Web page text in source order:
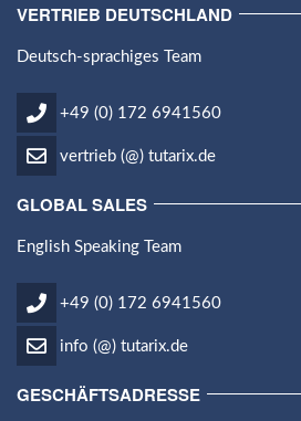
VERTRIEB DEUTSCHLAND
Deutsch-sprachiges Team
+49 (0) 172 6941560
vertrieb (@) tutarix.de
GLOBAL SALES
English Speaking Team
+49 (0) 172 6941560
info (@) tutarix.de
GESCHÄFTSADRESSE